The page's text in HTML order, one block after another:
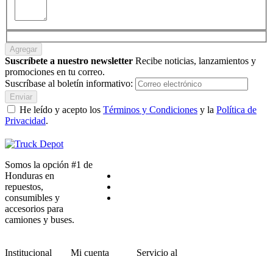
Agregar
Suscríbete a nuestro newsletter Recibe noticias, lanzamientos y
promociones en tu correo.
Suscríbase al boletín informativo:
Enviar
He leído y acepto los Términos y Condiciones y la Política de
Privacidad.
Somos la opción #1 de
Honduras en
repuestos,
consumibles y
accesorios para
camiones y buses.
Institucional
Mi cuenta
Servicio al